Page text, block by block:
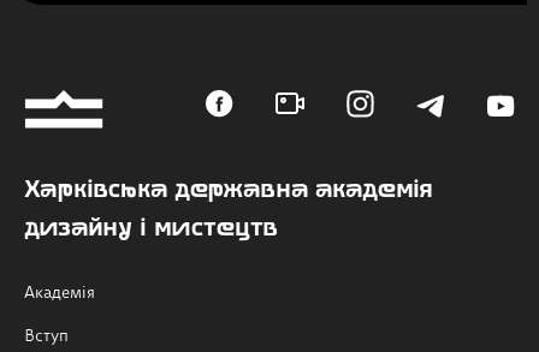
Харківська державна академія
дизайну і мистецтв
Академія
Вступ